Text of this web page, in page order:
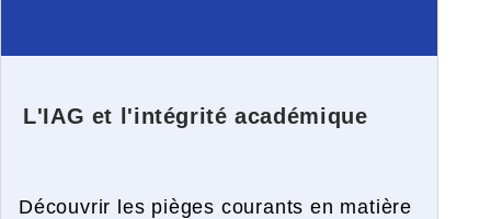
L'IAG et l'intégrité académique
Découvrir les pièges courants en matière